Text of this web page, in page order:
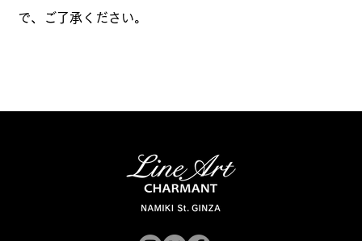
で、ご了承ください。